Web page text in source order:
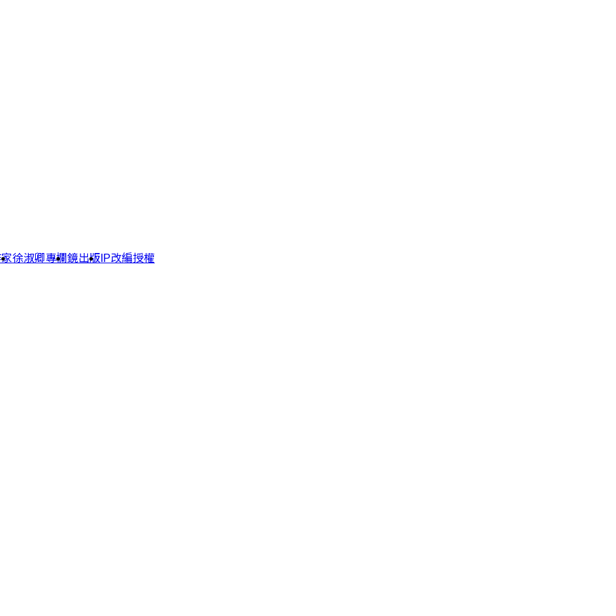
徐淑卿專欄鏡出版 IP改編授權